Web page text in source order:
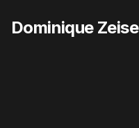
Dominique Zeise